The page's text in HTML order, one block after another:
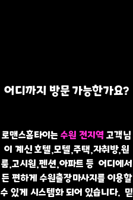
어디까지 방문 가능한가요?
로맨스홈타이는 수원 전지역 고객님
이 계신 호텔,모텔,주택,자취방,원
룸,고시원,펜션,아파트 등 어디에서
든 편하게 수원출장마사지를 이용할
수 있게 시스템화 되어 있습니다. 믿